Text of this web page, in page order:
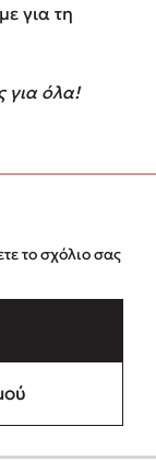
για τη
για όλα!
το σχόλιο σας